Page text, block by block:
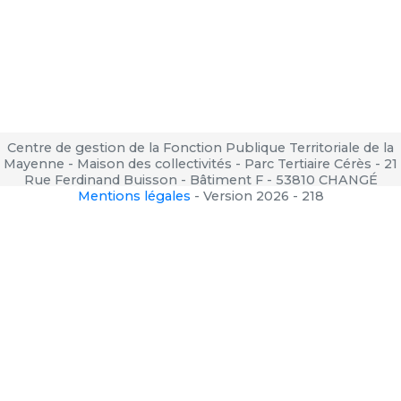
Centre de gestion de la Fonction Publique Territoriale de la
Mayenne - Maison des collectivités - Parc Tertiaire Cérès - 21
Rue Ferdinand Buisson - Bâtiment F - 53810 CHANGÉ
Mentions légales - Version 2026 - 218